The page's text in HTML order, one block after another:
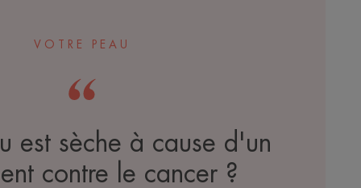
VOTRE PEAU
est sèche à cause d'un
contre le cancer ?